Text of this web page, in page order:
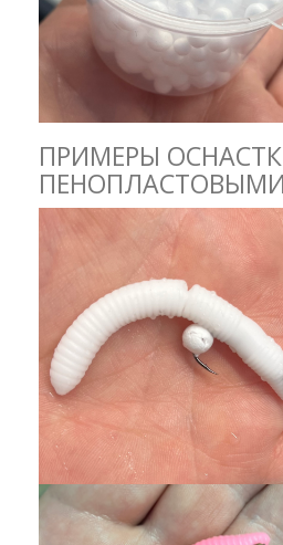
ПРИМЕРЫ